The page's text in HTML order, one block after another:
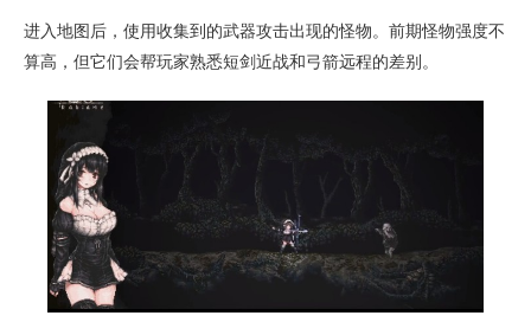
进入地图后，使用收集到的武器攻击出现的怪物。前期怪物强度不
算高，但它们会帮玩家熟悉短剑近战和弓箭远程的差别。